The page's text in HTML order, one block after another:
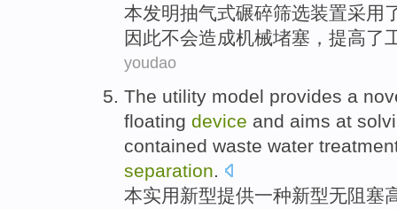
本发明抽气式碾碎筛选装置采用
因此不会造成机械堵塞 ， 提高了
youdao
The utility model provides a
floating device and aims at
contained waste water
separation.
本实用新型提供一种新型无阻塞